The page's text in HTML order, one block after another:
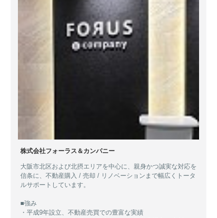
株式会社フォーラス＆カンパニー
大阪市北区および北摂エリアを中心に、親身かつ誠実な対応を
信条に、不動産購入 / 売却 / リノベーションまで幅広くトータ
ルサポートしています。
■強み
・平成9年設立、不動産売買での豊富な実績